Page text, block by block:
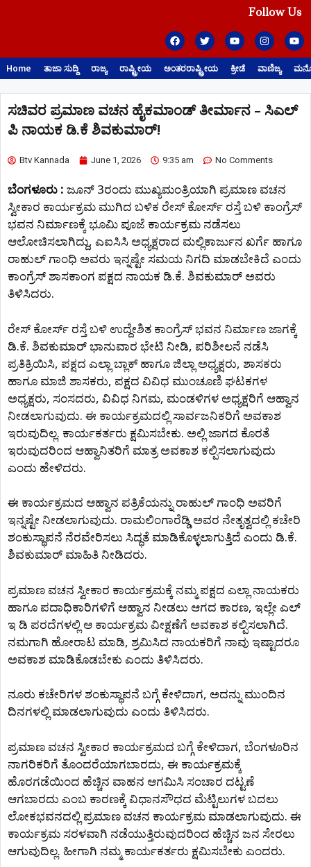
Follow Us
Home ತಾಜಾ ಸುದ್ದಿ ರಾಜ್ಯ ರಾಷ್ಟ್ರೀಯ ಅಂತರರಾಷ್ಟ್ರೀಯ ಕ್ರೀಡೆ ವಾಣಿಜ್ಯ
ಸಚಿವರ ಪ್ರಮಾಣ ವಚನ ಹೈಕಮಾಂಡ್ ತೀರ್ಮಾನ – ಸಿಎಲ್​
ಪಿ ನಾಯಕ ಡಿ.ಕೆ ಶಿವಕುಮಾರ್!
Btv Kannada June 1, 2026 9:35 am No Comments
ಬೆಂಗಳೂರು : ಜೂನ್ 3ರಂದು ಮುಖ್ಯಮಂತ್ರಿಯಾಗಿ ಪ್ರಮಾಣ ವಚನ
ಸ್ವೀಕಾರ ಕಾರ್ಯಕ್ರಮ ಮುಗಿದ ಬಳಿಕ ರೇಸ್ ಕೋರ್ಸ್ ರಸ್ತೆ ಬಳಿ ಕಾಂಗ್ರೆಸ್
ಭವನ ನಿರ್ಮಾಣಕ್ಕೆ ಭೂಮಿ ಪೂಜೆ ಕಾರ್ಯಕ್ರಮ ನಡೆಸಲು
ಆಲೋಚಿಸಲಾಗಿದ್ದು, ಎಐಸಿಸಿ ಅಧ್ಯಕ್ಷರಾದ ಮಲ್ಲಿಕಾರ್ಜುನ ಖರ್ಗೆ ಹಾಗೂ
ರಾಹುಲ್ ಗಾಂಧಿ ಅವರು ಇನ್ನಷ್ಟೇ ಸಮಯ ನಿಗದಿ ಮಾಡಬೇಕಿದೆ ಎಂದು
ಕಾಂಗ್ರೆಸ್ ಶಾಸಕಾಂಗ ಪಕ್ಷದ ನಾಯಕ ಡಿ.ಕೆ. ಶಿವಕುಮಾರ್ ಅವರು
ತಿಳಿಸಿದರು.
ರೇಸ್ ಕೋರ್ಸ್ ರಸ್ತೆ ಬಳಿ ಉದ್ದೇಶಿತ ಕಾಂಗ್ರೆಸ್ ಭವನ ನಿರ್ಮಾಣ ಜಾಗಕ್ಕೆ
ಡಿ.ಕೆ. ಶಿವಕುಮಾರ್ ಭಾನುವಾರ ಭೇಟಿ ನೀಡಿ, ಪರಿಶೀಲನೆ ನಡೆಸಿ
ಪ್ರತಿಕ್ರಿಯಿಸಿ, ಪಕ್ಷದ ಎಲ್ಲಾ ಬ್ಲಾಕ್ ಹಾಗೂ ಜಿಲ್ಲಾ ಅಧ್ಯಕ್ಷರು, ಶಾಸಕರು
ಹಾಗೂ ಮಾಜಿ ಶಾಸಕರು, ಪಕ್ಷದ ವಿವಿಧ ಮುಂಚೂಣಿ ಘಟಕಗಳ
ಅಧ್ಯಕ್ಷರು, ಸಂಸದರು, ವಿವಿಧ ನಿಗಮ, ಮಂಡಳಿಗಳ ಅಧ್ಯಕ್ಷರಿಗೆ ಆಹ್ವಾನ
ನೀಡಲಾಗುವುದು. ಈ ಕಾರ್ಯಕ್ರಮದಲ್ಲಿ ಸಾರ್ವಜನಿಕರಿಗೆ ಅವಕಾಶ
ಇರುವುದಿಲ್ಲ. ಕಾರ್ಯಕರ್ತರು ಕ್ಷಮಿಸಬೇಕು. ಅಲ್ಲಿ ಜಾಗದ ಕೊರತೆ
ಇರುವುದರಿಂದ ಆಹ್ವಾನಿತರಿಗೆ ಮಾತ್ರ ಅವಕಾಶ ಕಲ್ಪಿಸಲಾಗುವುದು
ಎಂದು ಹೇಳಿದರು.
ಈ ಕಾರ್ಯಕ್ರಮದ ಆಹ್ವಾನ ಪತ್ರಿಕೆಯನ್ನು ರಾಹುಲ್ ಗಾಂಧಿ ಅವರಿಗೆ
ಇನ್ನಷ್ಟೇ ನೀಡಲಾಗುವುದು. ರಾಮಲಿಂಗಾರೆಡ್ಡಿ ಅವರ ನೇತೃತ್ವದಲ್ಲಿ ಕಚೇರಿ
ಶಂಕುಸ್ಥಾಪನೆ ನೆರವೇರಿಸಲು ಸಿದ್ಧತೆ ಮಾಡಿಕೊಳ್ಳಲಾಗುತ್ತಿದೆ ಎಂದು ಡಿ.ಕೆ.
ಶಿವಕುಮಾರ್ ಮಾಹಿತಿ ನೀಡಿದರು.
ಪ್ರಮಾಣ ವಚನ ಸ್ವೀಕಾರ ಕಾರ್ಯಕ್ರಮಕ್ಕೆ ನಮ್ಮ ಪಕ್ಷದ ಎಲ್ಲಾ ನಾಯಕರು
ಹಾಗೂ ಪದಾಧಿಕಾರಿಗಳಿಗೆ ಆಹ್ವಾನ ನೀಡಲು ಆಗದ ಕಾರಣ, ಇಲ್ಲೇ ಎಲ್
ಇ ಡಿ ಪರದೆಗಳಲ್ಲಿ ಆ ಕಾರ್ಯಕ್ರಮ ವೀಕ್ಷಣೆಗೆ ಅವಕಾಶ ಕಲ್ಪಿಸಲಾಗಿದೆ.
ನಮಗಾಗಿ ಹೋರಾಟ ಮಾಡಿ, ಶ್ರಮಿಸಿದ ನಾಯಕರಿಗೆ ನಾವು ಇಷ್ಟಾದರೂ
ಅವಕಾಶ ಮಾಡಿಕೊಡಬೇಕು ಎಂದು ತಿಳಿಸಿದರು.
ನೂರು ಕಚೇರಿಗಳ ಶಂಕುಸ್ಥಾಪನೆ ಬಗ್ಗೆ ಕೇಳಿದಾಗ, ಅದನ್ನು ಮುಂದಿನ
ದಿನಗಳಲ್ಲಿ ಮಾಡಲಾಗುವುದು ಎಂದು ತಿಳಿಸಿದರು.
ಪ್ರಮಾಣ ವಚನ ಸ್ವೀಕಾರ ಕಾರ್ಯಕ್ರಮದ ಬಗ್ಗೆ ಕೇಳಿದಾಗ, ಬೆಂಗಳೂರಿನ
ನಾಗರಿಕರಿಗೆ ತೊಂದರೆಯಾಗಬಾರದು, ಈ ಕಾರ್ಯಕ್ರಮಕ್ಕೆ
ಹೊರಗಡೆಯಿಂದ ಹೆಚ್ಚಿನ ವಾಹನ ಆಗಮಿಸಿ ಸಂಚಾರ ದಟ್ಟಣೆ
ಆಗಬಾರದು ಎಂಬ ಕಾರಣಕ್ಕೆ ವಿಧಾನಸೌಧದ ಮೆಟ್ಟಿಲುಗಳ ಬದಲು
ಲೋಕಭವನದಲ್ಲಿ ಪ್ರಮಾಣ ವಚನ ಕಾರ್ಯಕ್ರಮ ಮಾಡಲಾಗುವುದು. ಈ
ಕಾರ್ಯಕ್ರಮ ಸರಳವಾಗಿ ನಡೆಯುತ್ತಿರುವುದರಿಂದ ಹೆಚ್ಚಿನ ಜನ ಸೇರಲು
ಆಗುವುದಿಲ್ಲ. ಹೀಗಾಗಿ ನಮ್ಮ ಕಾರ್ಯಕರ್ತರು ಕ್ಷಮಿಸಬೇಕು ಎಂದರು.